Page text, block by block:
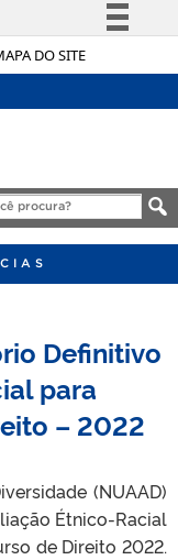
DO SITE
à informação
Legislação
Canais
Definitivo
para
– 2022
(NUAAD)
Étnico-Racial
de Direito 2022.